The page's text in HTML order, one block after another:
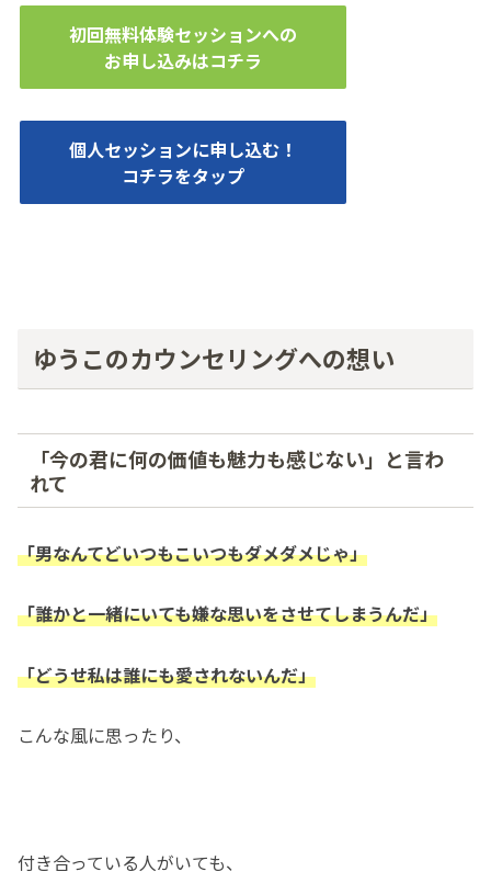
初回無料体験セッションへの
お申し込みはコチラ
個人セッションに申し込む！
コチラをタップ
ゆうこのカウンセリングへの想い
「今の君に何の価値も魅力も感じない」と言わ
れて
「男なんてどいつもこいつもダメダメじゃ」
「誰かと一緒にいても嫌な思いをさせてしまうんだ」
「どうせ私は誰にも愛されないんだ」
こんな風に思ったり、
付き合っている人がいても、